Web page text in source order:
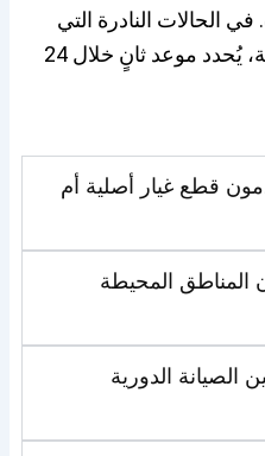
إلى 3 ساعات. في الحالات النادرة التي
تتطلب طلب قطع غيار خاصة، يُحدد موعد ثانٍ خلال 24
قطع غيار أصلية أم
المناطق المحيطة
الصيانة الدورية